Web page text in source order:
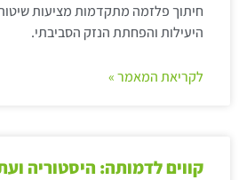
חיתוך פלזמה מתקדמות מציעות
היעילות והפחתת הנזק הסביבתי.
לקריאת המאמר »
קווים לדמותה: היסטוריה